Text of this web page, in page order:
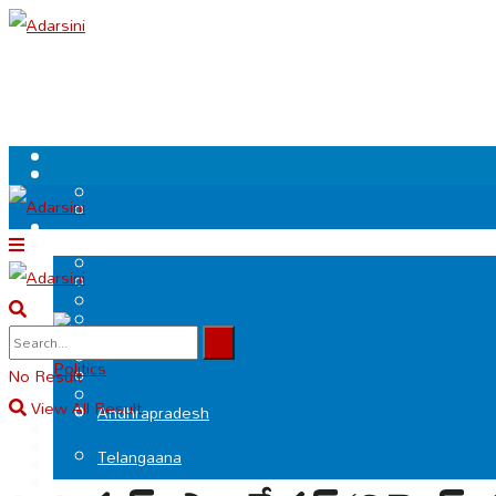
.
Politics
Andhrapradesh
Telangaana
No Result
View All Result